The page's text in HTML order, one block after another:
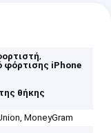
,
φόρτισης iPhone
θήκης
MoneyGram